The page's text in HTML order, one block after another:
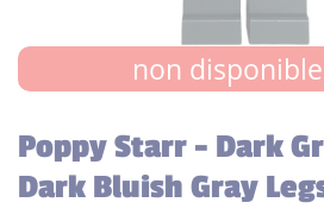
non
Poppy Starr - Dark
Dark Bluish Gray